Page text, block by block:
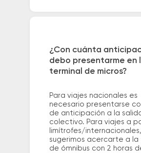
¿Con cuánta
debo presentarme en
terminal de micros?
Para viajes nacionales es
necesario presentarse
de anticipación a la
colectivo. Para viajes a
limítrofes/
sugerimos acercarte a la
de ómnibus con 2 horas